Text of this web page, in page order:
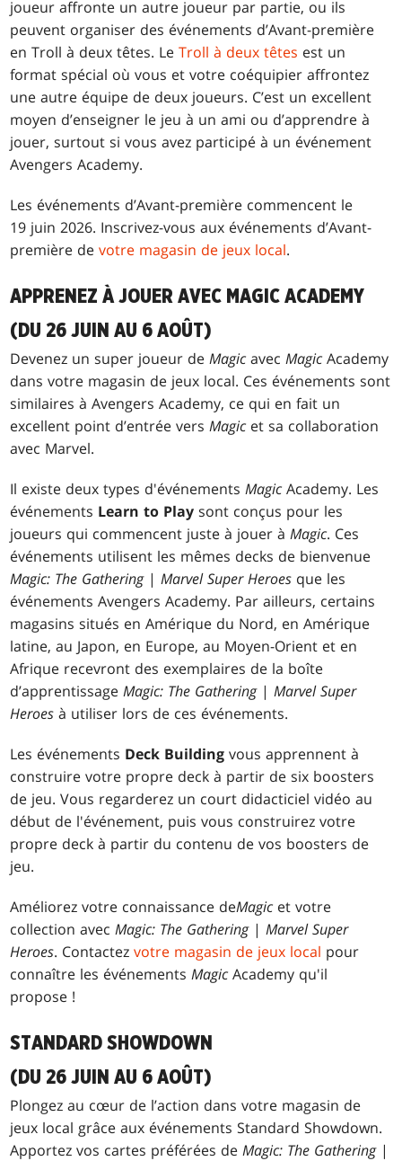
joueur affronte un autre joueur par partie, ou ils
peuvent organiser des événements d’Avant-première
en Troll à deux têtes. LeTroll à deux têtes est un
format spécial où vous et votre coéquipier affrontez
une autre équipe de deux joueurs. C’est un excellent
moyen d’enseigner le jeu à un ami ou d’apprendre à
jouer, surtout si vous avez participé à un événement
Avengers Academy.
Les événements d’Avant-première commencent le
19 juin 2026. Inscrivez-vous aux événements d’Avant-
première devotre magasin de jeux local.
APPRENEZ À JOUER AVEC MAGIC ACADEMY
(DU 26 JUIN AU 6 AOÛT)
Devenez un super joueur deMagic avecMagic Academy
dans votre magasin de jeux local. Ces événements sont
similaires à Avengers Academy, ce qui en fait un
excellent point d’entrée versMagic et sa collaboration
avec Marvel.
Il existe deux types d'événementsMagic Academy. Les
événements Learn to Play sont conçus pour les
joueurs qui commencent juste à jouer àMagic. Ces
événements utilisent les mêmes decks de bienvenue
Magic: The Gathering|Marvel Super Heroes que les
événements Avengers Academy. Par ailleurs, certains
magasins situés en Amérique du Nord, en Amérique
latine, au Japon, en Europe, au Moyen-Orient et en
Afrique recevront des exemplaires de la boîte
d’apprentissageMagic: The Gathering|Marvel Super
Heroes à utiliser lors de ces événements.
Les événements Deck Building vous apprennent à
construire votre propre deck à partir de six boosters
de jeu. Vous regarderez un court didacticiel vidéo au
début de l'événement, puis vous construirez votre
propre deck à partir du contenu de vos boosters de
jeu.
Améliorez votre connaissance deMagic et votre
collection avecMagic: The Gathering|Marvel Super
Heroes. Contactezvotre magasin de jeux local pour
connaître les événementsMagic Academy qu'il
propose !
STANDARD SHOWDOWN
(DU 26 JUIN AU 6 AOÛT)
Plongez au cœur de l’action dans votre magasin de
jeux local grâce aux événements Standard Showdown.
Apportez vos cartes préférées deMagic: The Gathering|